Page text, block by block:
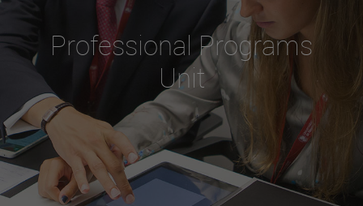
Professional Programs
Unit